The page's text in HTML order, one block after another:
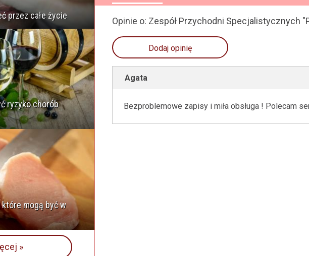
Opinie o: Zespół Przychodni Specjalistycznych
Dodaj opinię
Agata
Bezproblemowe zapisy i miła obsługa ! Polecam
przez całe życie
ryzyko chorób
mogą być w
»